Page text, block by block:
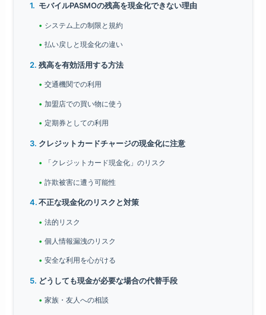
モバイルPASMOの残高を現金化できない理由
システム上の制限と規約
払い戻しと現金化の違い
残高を有効活用する方法
交通機関での利用
加盟店での買い物に使う
定期券としての利用
クレジットカードチャージの現金化に注意
「クレジットカード現金化」のリスク
詐欺被害に遭う可能性
不正な現金化のリスクと対策
法的リスク
個人情報漏洩のリスク
安全な利用を心がける
どうしても現金が必要な場合の代替手段
家族・友人への相談